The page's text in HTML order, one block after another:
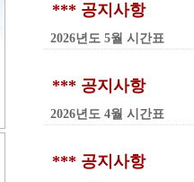
*** 공지사항
2026년도 5월 시간표
*** 공지사항
2026년도 4월 시간표
*** 공지사항